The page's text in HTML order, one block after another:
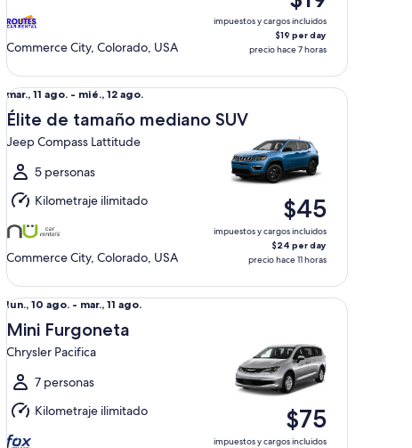
ago.
Commerce City, Colorado, USA
impuestos y cargos incluidos
$19 per day
precio hace 7 horas
Del
mar.,
11
ago.
al
mié.,
12
ago.
mar., 11 ago. - mié., 12 ago.
Élite de tamaño mediano SUV
Jeep Compass Lattitude
5 personas
Kilometraje ilimitado
Commerce City, Colorado, USA
$45
impuestos y cargos incluidos
$24 per day
precio hace 11 horas
Élite de tamaño mediano SUV Jeep Compass Lattitude
Del
lun.,
10
ago.
al
mar.,
11
ago.
lun., 10 ago. - mar., 11 ago.
Mini Furgoneta
Chrysler Pacifica
7 personas
Kilometraje ilimitado
$75
impuestos y cargos incluidos
Mini Furgoneta Chrysler Pacifica